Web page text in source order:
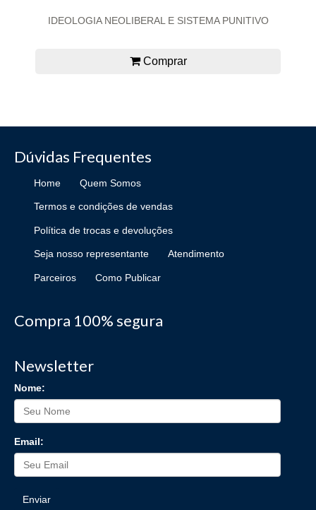
IDEOLOGIA NEOLIBERAL E SISTEMA PUNITIVO
Comprar
Dúvidas Frequentes
Home Quem Somos
Termos e condições de vendas
Política de trocas e devoluções
Seja nosso representante Atendimento
Parceiros Como Publicar
Compra 100% segura
Newsletter
Nome:
Email:
Enviar